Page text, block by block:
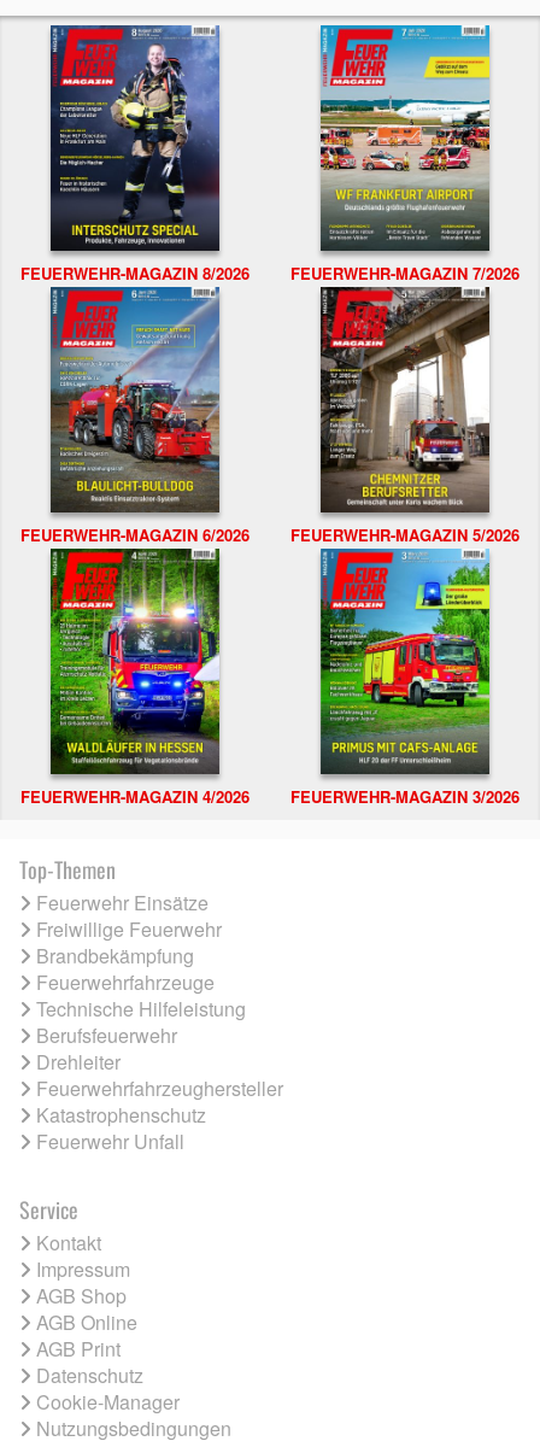
FEUERWEHR-MAGAZIN 8/2026 FEUERWEHR-MAGAZIN 7/2026
FEUERWEHR-MAGAZIN 6/2026 FEUERWEHR-MAGAZIN 5/2026
FEUERWEHR-MAGAZIN 4/2026 FEUERWEHR-MAGAZIN 3/2026
Top-Themen
Feuerwehr Einsätze
Freiwillige Feuerwehr
Brandbekämpfung
Feuerwehrfahrzeuge
Technische Hilfeleistung
Berufsfeuerwehr
Drehleiter
Feuerwehrfahrzeughersteller
Katastrophenschutz
Feuerwehr Unfall
Service
Kontakt
Impressum
AGB Shop
AGB Online
AGB Print
Datenschutz
Cookie-Manager
Nutzungsbedingungen